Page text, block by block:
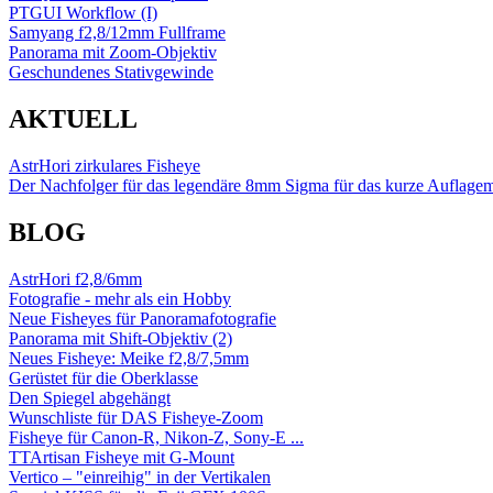
PTGUI Workflow (I)
Samyang f2,8/12mm Fullframe
Panorama mit Zoom-Objektiv
Geschundenes Stativgewinde
AKTUELL
AstrHori zirkulares Fisheye
Der Nachfolger für das legendäre 8mm Sigma für das kurze
BLOG
AstrHori f2,8/6mm
Fotografie - mehr als ein Hobby
Neue Fisheyes für Panoramafotografie
Panorama mit Shift-Objektiv (2)
Neues Fisheye: Meike f2,8/7,5mm
Gerüstet für die Oberklasse
Den Spiegel abgehängt
Wunschliste für DAS Fisheye-Zoom
Fisheye für Canon-R, Nikon-Z, Sony-E ...
TTArtisan Fisheye mit G-Mount
Vertico – "einreihig" in der Vertikalen